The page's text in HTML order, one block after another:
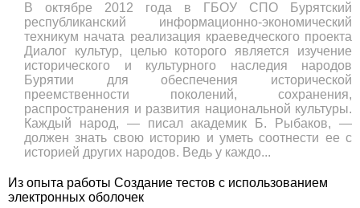
В октябре 2012 года в ГБОУ СПО Бурятский
республиканский информационно-экономический
техникум начата реализация краеведческого проекта
Диалог культур, целью которого является изучение
исторического и культурного наследия народов
Бурятии для обеспечения исторической
преемственности поколений, сохранения,
распространения и развития национальной культуры.
Каждый народ, — писал академик Б. Рыбаков, —
должен знать свою историю и уметь соотнести ее с
историей других народов. Ведь у каждо...
Из опыта работы Создание тестов с использованием
электронных оболочек